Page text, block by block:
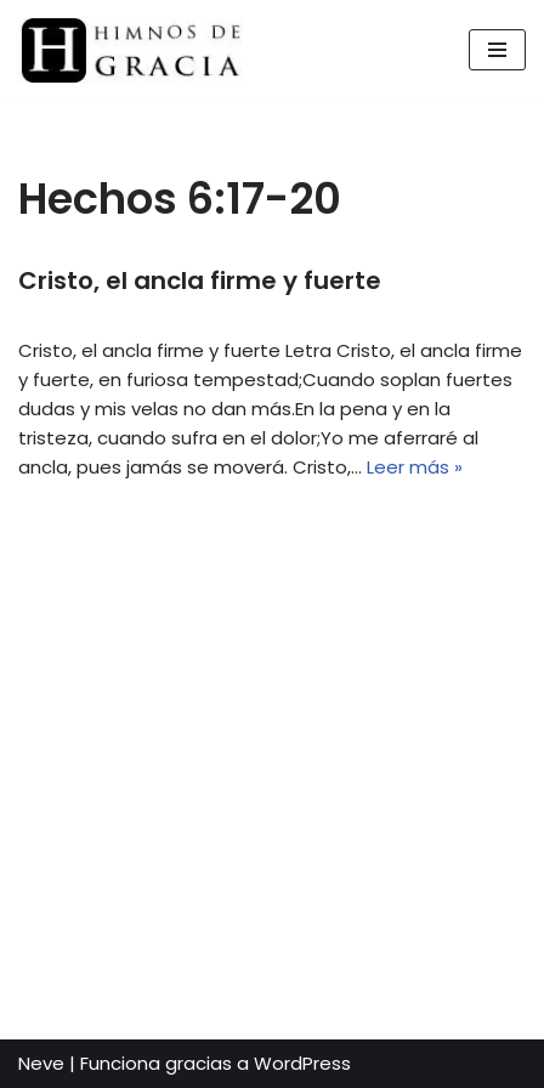
Saltar
Hechos 6:17-20
Cristo, el ancla firme y fuerte
Cristo, el ancla firme y fuerte Letra Cristo, el ancla firme
y fuerte, en furiosa tempestad;Cuando soplan fuertes
dudas y mis velas no dan más.En la pena y en la
tristeza, cuando sufra en el dolor;Yo me aferraré al
ancla, pues jamás se moverá. Cristo,… Leer más »
Neve | Funciona gracias a WordPress